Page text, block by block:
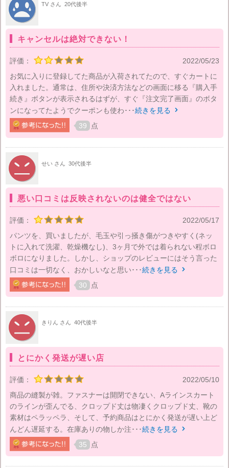
TV さん 20代後半
キャンセルは絶対できない！
評価：
2022/05/23
お気に入りに登録してた商品が入荷されてたので、すぐカートに
入れました。通常は、住所や決済方法などの画面に移る『購入手
続き』ボタンが表示されるはずが、すぐ『注文完了画面』のボタ
ンになってたようでクーポンも使わ･･･続きを見る 
39 点
せい さん 30代後半
悪い口コミは反映されないのは健全ではない
評価：
2022/05/17
パンツを、買いましたが、毛玉や引っ掻き傷がつきやすく(ネッ
トに入れて洗濯、乾燥機なし)、3ヶ月で外では着られない程ボロ
ボロになりました。しかし、ショップのレビューにはそう言った
口コミは一切なく、おかしいなと思い･･･続きを見る 
30 点
きりん さん 40代後半
とにかく発送が遅い店
評価：
2022/05/10
商品の縫製が雑。ファスナーは開閉できない、Aラインスカート
のラインが歪んでる、クロップド丈は物凄くクロップド丈、靴の
素材はペラッペラ、そして、予約商品はとにかく発送が遅い上ど
んどん遅延する。在庫ありの物しか注･･･続きを見る 
35 点